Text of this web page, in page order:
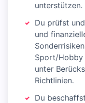
unterstützen.
Du prüfst
und
Sport/Hobby
unter
Richtlinien.
Du